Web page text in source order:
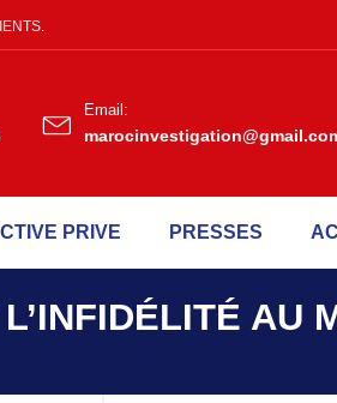
Email:
PRIVE PRESSES
AU